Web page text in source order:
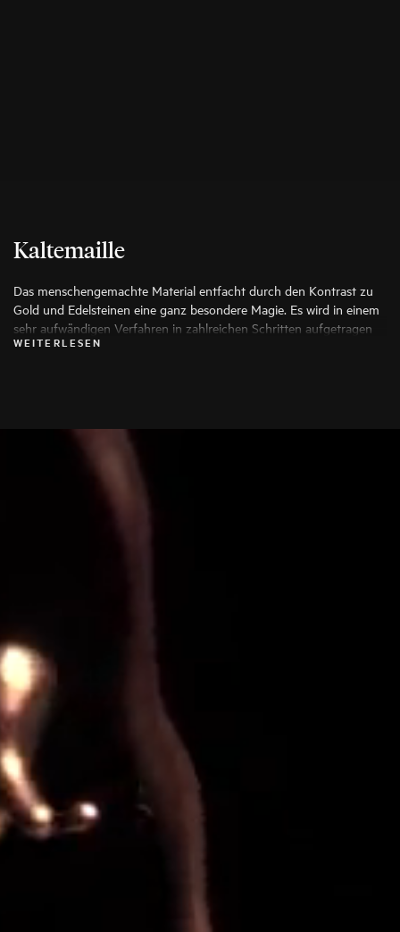
Kaltemaille
Das menschengemachte Material entfacht durch den Kontrast zu
Gold und Edelsteinen eine ganz besondere Magie. Es wird in einem
sehr aufwändigen Verfahren in zahlreichen Schritten aufgetragen
und für seine Strapazierfähigkeit, hohen Tragekomfort und die
WEITERLESEN